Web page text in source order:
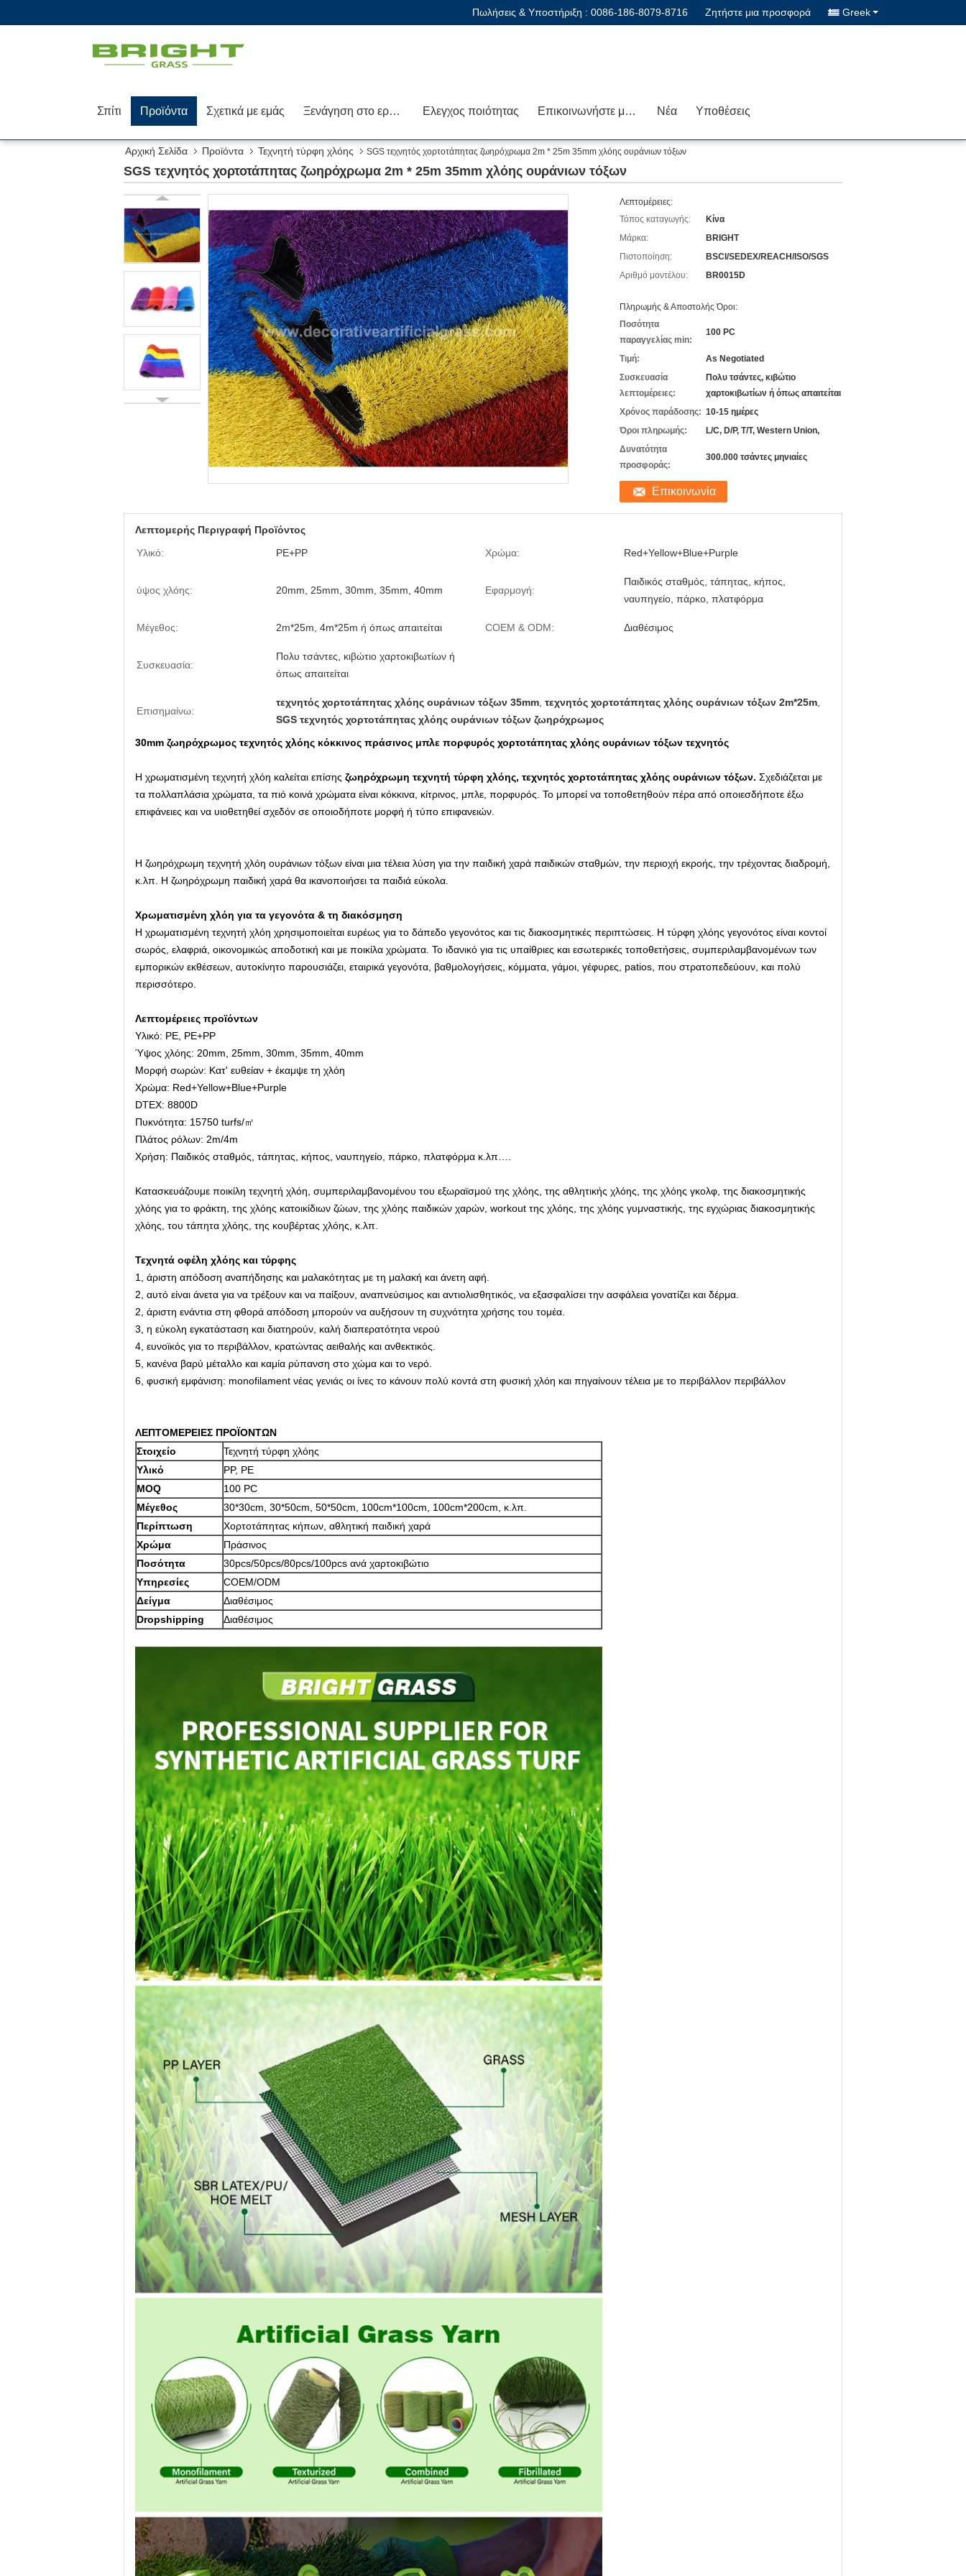
Πωλήσεις & Υποστήριξη : 0086-186-8079-8716 Ζητήστε μια προσφορά Greek
Σπίτι Προϊόντα Σχετικά με εμάς Ξενάγηση στο εργοστάσιο Ελεγχος ποιότητας Επικοινωνήστε μαζί μας Νέα Υποθέσεις
Αρχική Σελίδα Προϊόντα Τεχνητή τύρφη χλόης SGS τεχνητός χορτοτάπητας ζωηρόχρωμα 2m * 25m 35mm χλόης ουράνιων τόξων
SGS τεχνητός χορτοτάπητας ζωηρόχρωμα 2m * 25m 35mm χλόης ουράνιων τόξων
Λεπτομέρειες:
Τόπος καταγωγής:
Κίνα
Μάρκα:
BRIGHT
Πιστοποίηση:
BSCI/SEDEX/REACH/ISO/SGS
Αριθμό μοντέλου:
BR0015D
Πληρωμής & Αποστολής Όροι:
Ποσότητα
παραγγελίας min:
100 PC
Τιμή:
As Negotiated
Συσκευασία
λεπτομέρειες:
Πολυ τσάντες, κιβώτιο
χαρτοκιβωτίων ή όπως απαιτείται
Χρόνος παράδοσης: 10-15 ημέρες
Όροι πληρωμής:
L/C, D/P, T/T, Western Union,
Δυνατότητα
προσφοράς:
300.000 τσάντες μηνιαίες
Επικοινωνία
Λεπτομερής Περιγραφή Προϊόντος
Υλικό:
PE+PP Χρώμα: Red+Yellow+Blue+Purple
ύψος χλόης: 20mm, 25mm, 30mm, 35mm, 40mm Εφαρμογή:
Παιδικός σταθμός, τάπητας, κήπος,
ναυπηγείο, πάρκο, πλατφόρμα
Μέγεθος: 2m*25m, 4m*25m ή όπως απαιτείται COEM & ODM: Διαθέσιμος
Συσκευασία:
Πολυ τσάντες, κιβώτιο χαρτοκιβωτίων ή
όπως απαιτείται
Επισημαίνω:
τεχνητός χορτοτάπητας χλόης ουράνιων τόξων 35mm τεχνητός χορτοτάπητας χλόης ουράνιων τόξων 2m*25m
SGS τεχνητός χορτοτάπητας χλόης ουράνιων τόξων ζωηρόχρωμος
30mm ζωηρόχρωμος τεχνητός χλόης κόκκινος πράσινος μπλε πορφυρός χορτοτάπητας χλόης ουράνιων τόξων τεχνητός
Η χρωματισμένη τεχνητή χλόη καλείται επίσης ζωηρόχρωμη τεχνητή τύρφη χλόης, τεχνητός χορτοτάπητας χλόης ουράνιων τόξων. Σχεδιάζεται με
τα πολλαπλάσια χρώματα, τα πιό κοινά χρώματα είναι κόκκινα, κίτρινος, μπλε, πορφυρός. Το μπορεί να τοποθετηθούν πέρα από οποιεσδήποτε έξω
επιφάνειες και να υιοθετηθεί σχεδόν σε οποιοδήποτε μορφή ή τύπο επιφανειών.
Η ζωηρόχρωμη τεχνητή χλόη ουράνιων τόξων είναι μια τέλεια λύση για την παιδική χαρά παιδικών σταθμών, την περιοχή εκροής, την τρέχοντας διαδρομή,
κ.λπ. Η ζωηρόχρωμη παιδική χαρά θα ικανοποιήσει τα παιδιά εύκολα.
Χρωματισμένη χλόη για τα γεγονότα & τη διακόσμηση
Η χρωματισμένη τεχνητή χλόη χρησιμοποιείται ευρέως για το δάπεδο γεγονότος και τις διακοσμητικές περιπτώσεις. Η τύρφη χλόης γεγονότος είναι κοντοί
σωρός, ελαφριά, οικονομικώς αποδοτική και με ποικίλα χρώματα. Το ιδανικό για τις υπαίθριες και εσωτερικές τοποθετήσεις, συμπεριλαμβανομένων των
εμπορικών εκθέσεων, αυτοκίνητο παρουσιάζει, εταιρικά γεγονότα, βαθμολογήσεις, κόμματα, γάμοι, γέφυρες, patios, που στρατοπεδεύουν, και πολύ
περισσότερο.
Λεπτομέρειες προϊόντων
Υλικό: PE, PE+PP
Ύψος χλόης: 20mm, 25mm, 30mm, 35mm, 40mm
Μορφή σωρών: Κατ' ευθείαν + έκαμψε τη χλόη
Χρώμα: Red+Yellow+Blue+Purple
DTEX: 8800D
Πυκνότητα: 15750 turfs/㎡
Πλάτος ρόλων: 2m/4m
Χρήση: Παιδικός σταθμός, τάπητας, κήπος, ναυπηγείο, πάρκο, πλατφόρμα κ.λπ….
Κατασκευάζουμε ποικίλη τεχνητή χλόη, συμπεριλαμβανομένου του εξωραϊσμού της χλόης, της αθλητικής χλόης, της χλόης γκολφ, της διακοσμητικής
χλόης για το φράκτη, της χλόης κατοικίδιων ζώων, της χλόης παιδικών χαρών, workout της χλόης, της χλόης γυμναστικής, της εγχώριας διακοσμητικής
χλόης, του τάπητα χλόης, της κουβέρτας χλόης, κ.λπ.
Τεχνητά οφέλη χλόης και τύρφης
1, άριστη απόδοση αναπήδησης και μαλακότητας με τη μαλακή και άνετη αφή.
2, αυτό είναι άνετα για να τρέξουν και να παίξουν, αναπνεύσιμος και αντιολισθητικός, να εξασφαλίσει την ασφάλεια γονατίζει και δέρμα.
2, άριστη ενάντια στη φθορά απόδοση μπορούν να αυξήσουν τη συχνότητα χρήσης του τομέα.
3, η εύκολη εγκατάσταση και διατηρούν, καλή διαπερατότητα νερού
4, ευνοϊκός για το περιβάλλον, κρατώντας αειθαλής και ανθεκτικός.
5, κανένα βαρύ μέταλλο και καμία ρύπανση στο χώμα και το νερό.
6, φυσική εμφάνιση: monofilament νέας γενιάς οι ίνες το κάνουν πολύ κοντά στη φυσική χλόη και πηγαίνουν τέλεια με το περιβάλλον περιβάλλον
ΛΕΠΤΟΜΕΡΕΙΕΣ ΠΡΟΪΟΝΤΩΝ
Στοιχείο
Τεχνητή τύρφη χλόης
Υλικό
PP, PE
MOQ
100 PC
Μέγεθος
30*30cm, 30*50cm, 50*50cm, 100cm*100cm, 100cm*200cm, κ.λπ.
Περίπτωση
Χορτοτάπητας κήπων, αθλητική παιδική χαρά
Χρώμα
Πράσινος
Ποσότητα
30pcs/50pcs/80pcs/100pcs ανά χαρτοκιβώτιο
Υπηρεσίες
COEM/ODM
Δείγμα
Διαθέσιμος
Dropshipping
Διαθέσιμος